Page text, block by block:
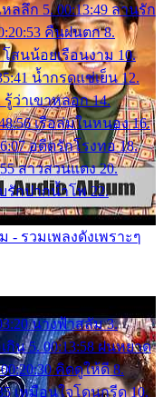
ลลึก 5. 00:13:49 ลานรัก
คืนฝนตก 8.
โสนน้อยเรือนงาม 10.
น้ำกรดแช่เย็น 12.
รู้ว่าเขาหลอก 14.
เรือล่มในหนอง 16.
อดีตรักโรงทอ 18.
สาวสวนแตง 20.
รักปากน้ำโพ 22.
รวมเพลงดังเพราะๆ
นางฟ้าสลัม 3.
กิน 5. 00:13:58 ฝนหยาด
คิดดูให้ดี 8.
เหมือนใจโดนกรีด 10.